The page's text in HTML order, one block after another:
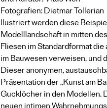
Fotografien: Dietmar Tollerian
llustriert werden diese
Modelllandschaft in mitten
Fliesen im Standardformat
im Bauwesen verweisen, und
Dieser anonymen,
Präsentation der „Kunst am
Gucklöcher in den Modellen.